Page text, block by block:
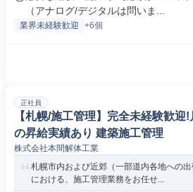
（アナログ/デジタルは問いま...
業界未経験歓迎 +6個
正社員
【札幌/施工管理】完全未経験歓迎
の昇給実績あり 建築施工管理
株式会社本間解体工業
札幌市内および近郊（一部道内各地への
における、施工管理業務をお任せ...